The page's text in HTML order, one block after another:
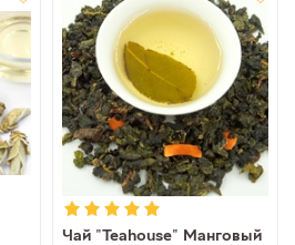
Чай "Teahouse" Манговый